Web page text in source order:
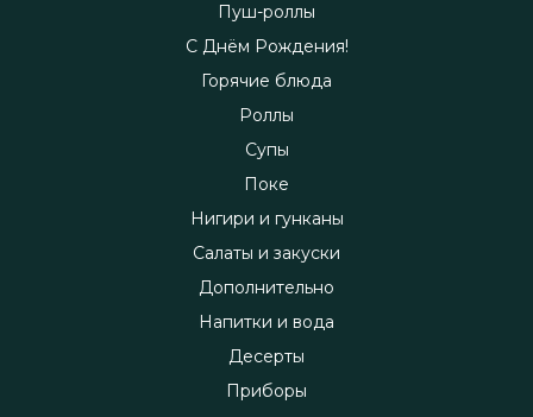
Пуш-роллы
С Днём Рождения!
Горячие блюда
Роллы
Супы
Поке
Нигири и гунканы
Салаты и закуски
Дополнительно
Напитки и вода
Десерты
Приборы